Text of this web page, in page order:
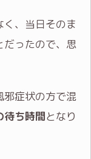
、当日そのま
だったので、思
邪症状の方で混
待ち時間となり